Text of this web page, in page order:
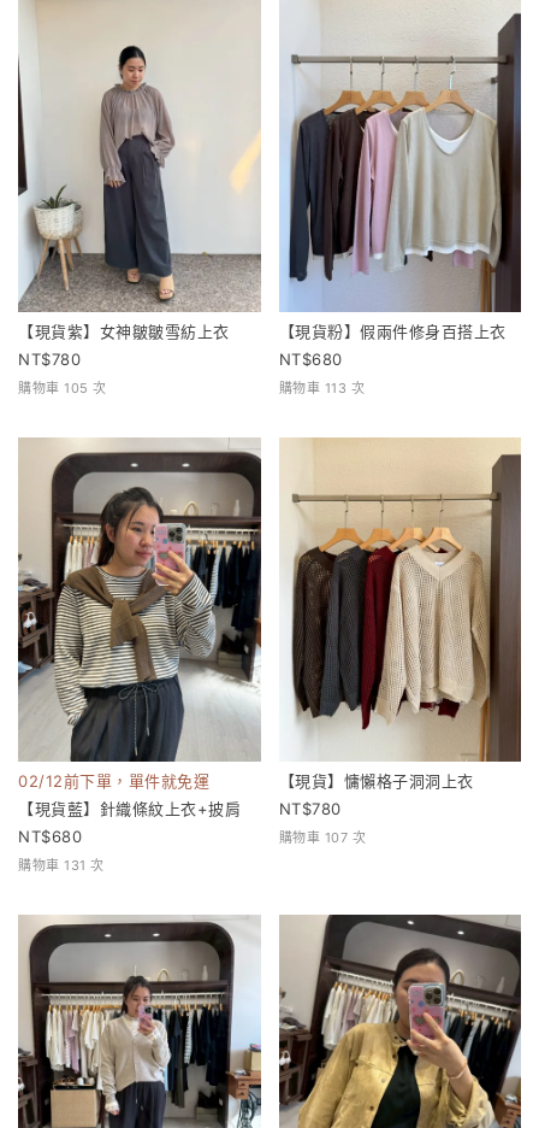
【現貨紫】女神皺皺雪紡上衣
780
購物車 105 次
【現貨粉】假兩件修身百搭上衣
680
購物車 113 次
02/12前下單，單件就免運
【現貨藍】針織條紋上衣+披肩
680
購物車 131 次
【現貨】慵懶格子洞洞上衣
780
購物車 107 次